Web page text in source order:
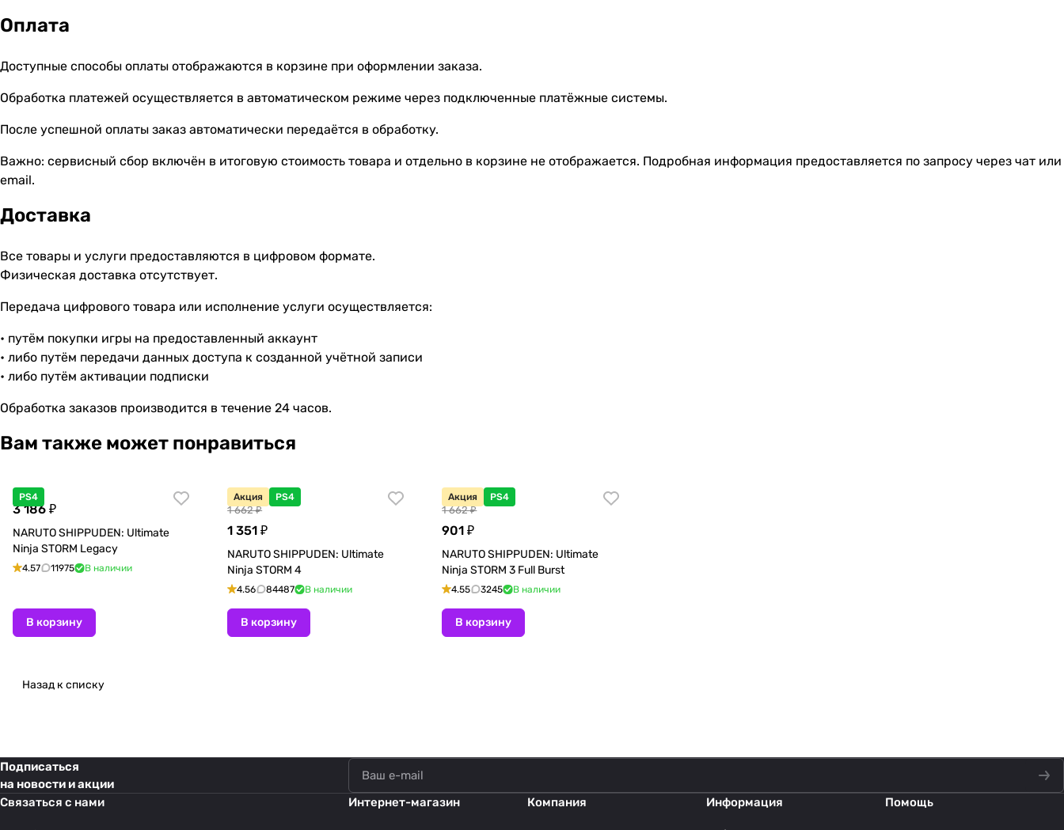
Оплата
Доступные способы оплаты отображаются в корзине при оформлении заказа.
Обработка платежей осуществляется в автоматическом режиме через подключенные платёжные системы.
После успешной оплаты заказ автоматически передаётся в обработку.
Важно: сервисный сбор включён в итоговую стоимость товара и отдельно в корзине не отображается. Подробная информация предоставляется по запросу через чат или
email.
Доставка
Все товары и услуги предоставляются в цифровом формате.
Физическая доставка отсутствует.
Передача цифрового товара или исполнение услуги осуществляется:
• путём покупки игры на предоставленный аккаунт
• либо путём передачи данных доступа к созданной учётной записи
• либо путём активации подписки
Обработка заказов производится в течение 24 часов.
Вам также может понравиться
PS4
3 186 ₽
NARUTO SHIPPUDEN: Ultimate
Ninja STORM Legacy
4.57 11975 В наличии
В корзину
Акция PS4
1 662 ₽
1 351 ₽
NARUTO SHIPPUDEN: Ultimate
Ninja STORM 4
4.56 84487 В наличии
В корзину
Акция PS4
1 662 ₽
901 ₽
NARUTO SHIPPUDEN: Ultimate
Ninja STORM 3 Full Burst
4.55 3245 В наличии
В корзину
Назад к списку
Подписаться
на новости и акции
Связаться с нами
Интернет-магазин Компания Информация Помощь